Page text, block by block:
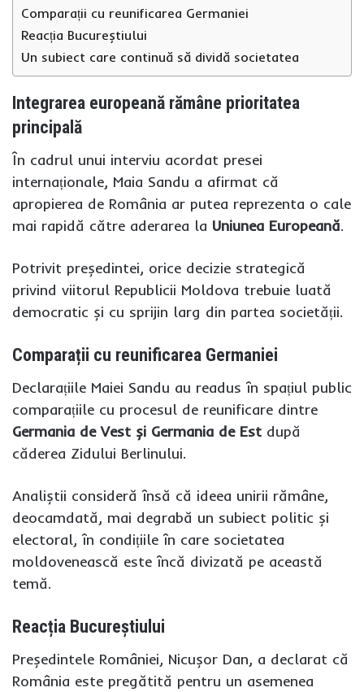
Comparații cu reunificarea Germaniei
Reacția Bucureștiului
Un subiect care continuă să dividă societatea
Integrarea europeană rămâne prioritatea
principală
În cadrul unui interviu acordat presei
internaționale, Maia Sandu a afirmat că
apropierea de România ar putea reprezenta o cale
mai rapidă către aderarea la Uniunea Europeană.
Potrivit președintei, orice decizie strategică
privind viitorul Republicii Moldova trebuie luată
democratic și cu sprijin larg din partea societății.
Comparații cu reunificarea Germaniei
Declarațiile Maiei Sandu au readus în spațiul public
comparațiile cu procesul de reunificare dintre
Germania de Vest și Germania de Est după
căderea Zidului Berlinului.
Analiștii consideră însă că ideea unirii rămâne,
deocamdată, mai degrabă un subiect politic și
electoral, în condițiile în care societatea
moldovenească este încă divizată pe această
temă.
Reacția Bucureștiului
Președintele României, Nicușor Dan, a declarat că
România este pregătită pentru un asemenea